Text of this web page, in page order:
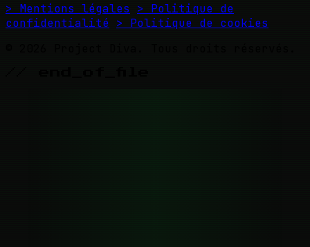
> Mentions légales
> Politique de
confidentialité > Politique de cookies